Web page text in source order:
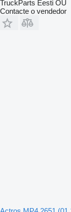
TruckParts Eesti OÜ
Contacte o vendedor